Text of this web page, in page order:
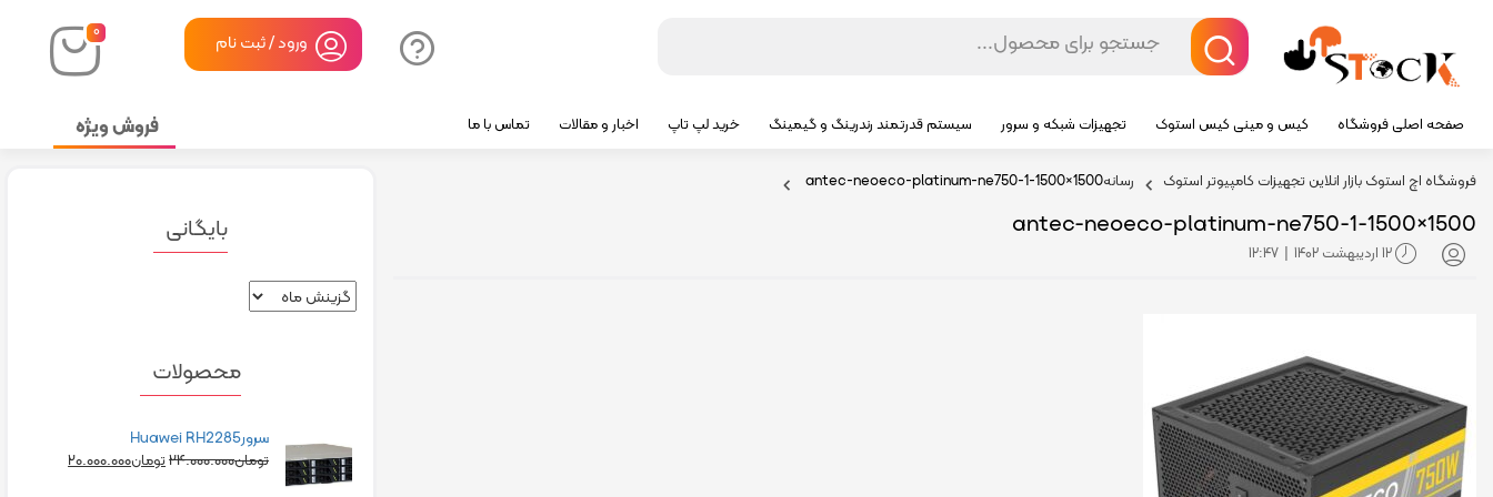
۰ ورود / ثبت نام
صفحه اصلی فروشگاه کیس و مینی کیس استوک تجهیزات شبکه و سرور سیستم قدرتمند رندرینگ و گیمینگ خرید لپ تاپ اخبار و مقالات تماس با ما فروش ویژه
فروشگاه اچ استوک بازار انلاین تجهیزات کامپیوتر استوک رسانهantec-neoeco-platinum-ne750-1-1500×1500
antec-neoeco-platinum-ne750-1-1500×1500
12 اردیبهشت 1402 |
12:47
بایگانی
محصولات
سرورHuawei RH2285
تومان۲۴.۰۰۰.۰۰۰تومان۲۰.۰۰۰.۰۰۰